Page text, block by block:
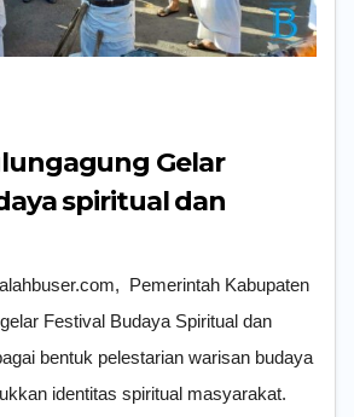
Gelar
spiritual dan
Pemerintah Kabupaten
Festival Budaya Spiritual dan
bentuk pelestarian warisan budaya
identitas spiritual masyarakat.